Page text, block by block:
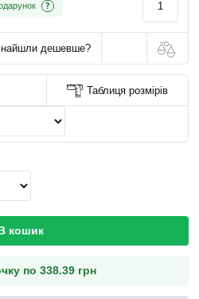
?
дешевше?
Таблиця розмірів
кошик
по 338.39 грн